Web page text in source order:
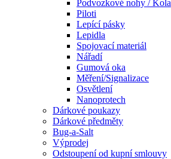
Podvozkové nohy / Kola
Piloti
Lepící pásky
Lepidla
Spojovací materiál
Nářadí
Gumová oka
Měření/Signalizace
Osvětlení
Nanoprotech
Dárkové poukazy
Dárkové předměty
Bug-a-Salt
Výprodej
Odstoupení od kupní smlouvy